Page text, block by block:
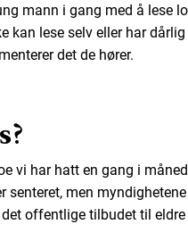
mann i gang med å lese
kan lese selv eller har
det de hører.
vi har hatt en gang i
senteret, men
offentlige tilbudet til